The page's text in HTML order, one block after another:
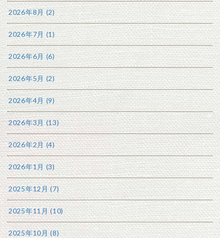
2026年8月 (2)
2026年7月 (1)
2026年6月 (6)
2026年5月 (2)
2026年4月 (9)
2026年3月 (13)
2026年2月 (4)
2026年1月 (3)
2025年12月 (7)
2025年11月 (10)
2025年10月 (8)